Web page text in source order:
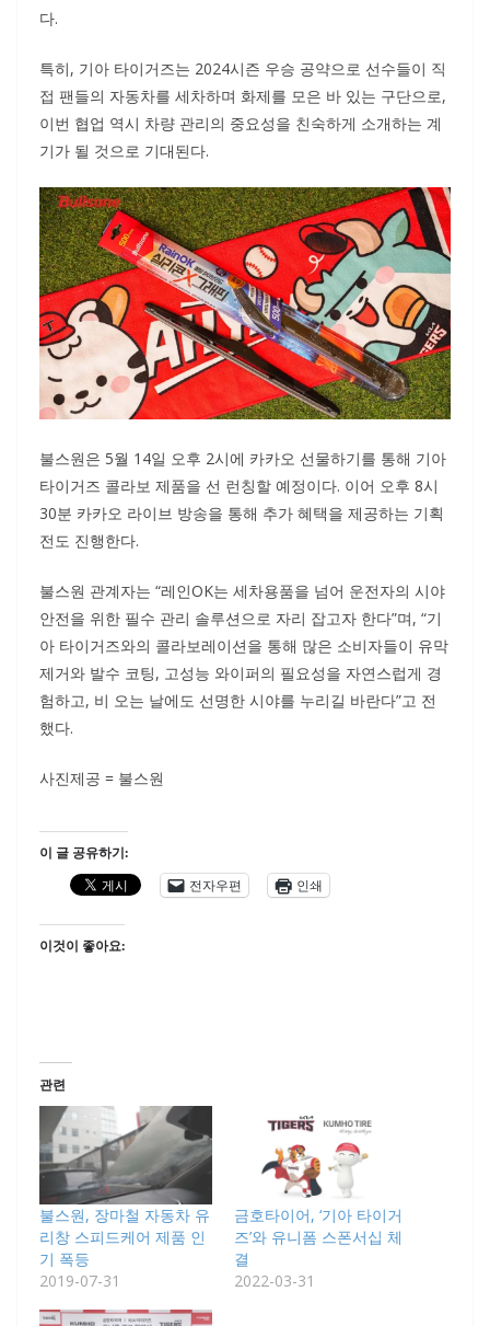
다.
특히, 기아 타이거즈는 2024시즌 우승 공약으로 선수들이 직
접 팬들의 자동차를 세차하며 화제를 모은 바 있는 구단으로,
이번 협업 역시 차량 관리의 중요성을 친숙하게 소개하는 계
기가 될 것으로 기대된다.
불스원은 5월 14일 오후 2시에 카카오 선물하기를 통해 기아
타이거즈 콜라보 제품을 선 런칭할 예정이다. 이어 오후 8시
30분 카카오 라이브 방송을 통해 추가 혜택을 제공하는 기획
전도 진행한다.
불스원 관계자는 “레인OK는 세차용품을 넘어 운전자의 시야
안전을 위한 필수 관리 솔루션으로 자리 잡고자 한다”며, “기
아 타이거즈와의 콜라보레이션을 통해 많은 소비자들이 유막
제거와 발수 코팅, 고성능 와이퍼의 필요성을 자연스럽게 경
험하고, 비 오는 날에도 선명한 시야를 누리길 바란다”고 전
했다.
사진제공 = 불스원
이 글 공유하기:
전자우편
인쇄
이것이 좋아요:
관련
불스원, 장마철 자동차 유
리창 스피드케어 제품 인
기 폭등
2019-07-31
금호타이어, ‘기아 타이거
즈’와 유니폼 스폰서십 체
결
2022-03-31